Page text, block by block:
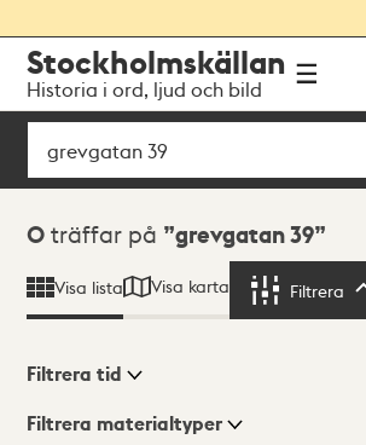
navigationen
huvudinnehållet
Stockholmskällan
Historia i ord, ljud och bild
Sök
Sökresultat
0 träffar på grevgatan 39
Visa lista Visa karta Filtrera
Visningsläge
Filtrera tid
Filtrera materialtyper